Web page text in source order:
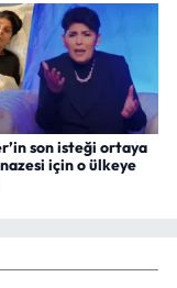
son isteği ortaya
için o ülkeye